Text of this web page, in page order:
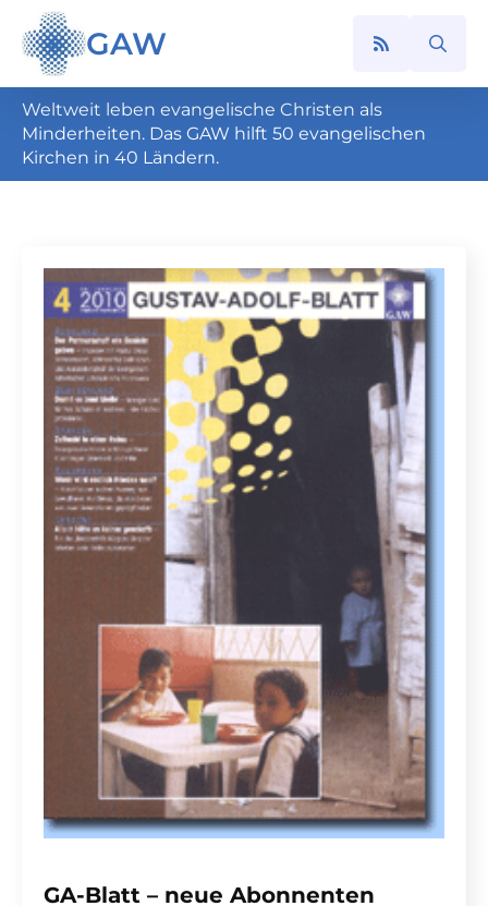
GAW
Search
Weltweit leben evangelische Christen als
Minderheiten. Das GAW hilft 50 evangelischen
Kirchen in 40 Ländern.
GA-Blatt – neue Abonnenten